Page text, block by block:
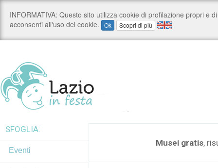
Musei gratis,
SFOGLIA:
Eventi